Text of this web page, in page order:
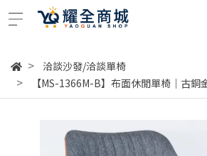
洽談沙發/洽談單椅
【MS-1366M-B】布面休閒單椅｜古銅